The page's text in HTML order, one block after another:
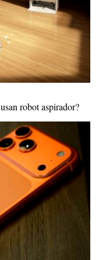
robot aspirador?